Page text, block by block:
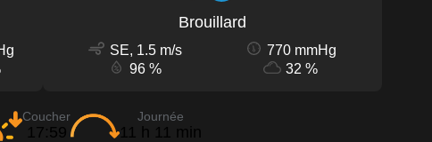
Brouillard
SE, 1.5 m/s
770 mmHg
96 %
32 %
Coucher
17:59
Journée
11 h 11 min